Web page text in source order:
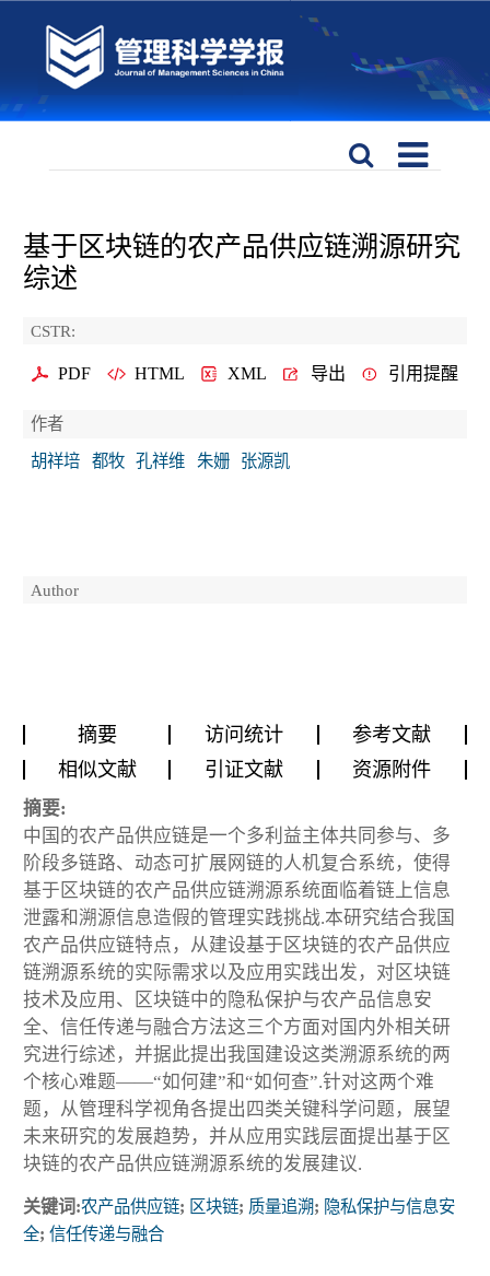
基于区块链的农产品供应链溯源研究
综述
CSTR:
PDF HTML XML 导出 引用提醒
作者
胡祥培
都牧 孔祥维 朱姗 张源凯
Author
摘要 访问统计
参考文献
相似文献
引证文献 资源附件
摘要:
中国的农产品供应链是一个多利益主体共同参与、多
阶段多链路、动态可扩展网链的人机复合系统，使得
基于区块链的农产品供应链溯源系统面临着链上信息
泄露和溯源信息造假的管理实践挑战.本研究结合我国
农产品供应链特点，从建设基于区块链的农产品供应
链溯源系统的实际需求以及应用实践出发，对区块链
技术及应用、区块链中的隐私保护与农产品信息安
全、信任传递与融合方法这三个方面对国内外相关研
究进行综述，并据此提出我国建设这类溯源系统的两
个核心难题——“如何建”和“如何查”.针对这两个难
题，从管理科学视角各提出四类关键科学问题，展望
未来研究的发展趋势，并从应用实践层面提出基于区
块链的农产品供应链溯源系统的发展建议.
关键词:农产品供应链; 区块链; 质量追溯; 隐私保护与信息安
全; 信任传递与融合